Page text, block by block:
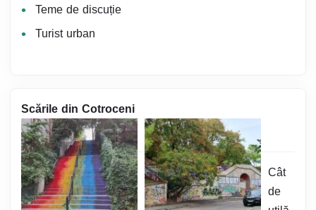
Teme de discuție
Turist urban
Scările din Cotroceni
Cât
de